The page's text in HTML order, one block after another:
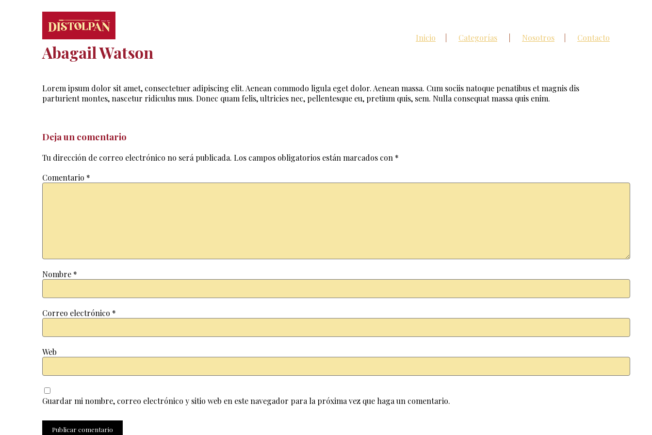
Inicio Categorías Nosotros Contacto
Abagail Watson
Lorem ipsum dolor sit amet, consectetuer adipiscing elit. Aenean commodo ligula eget dolor. Aenean massa. Cum sociis natoque penatibus et magnis dis
parturient montes, nascetur ridiculus mus. Donec quam felis, ultricies nec, pellentesque eu, pretium quis, sem. Nulla consequat massa quis enim.
Deja un comentario
Tu dirección de correo electrónico no será publicada. Los campos obligatorios están marcados con *
Comentario *
Nombre *
Correo electrónico *
Web
Guardar mi nombre, correo electrónico y sitio web en este navegador para la próxima vez que haga un comentario.